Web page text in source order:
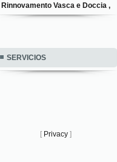
Rinnovamento Vasca e Doccia ,
SERVICIOS
[ Privacy ]